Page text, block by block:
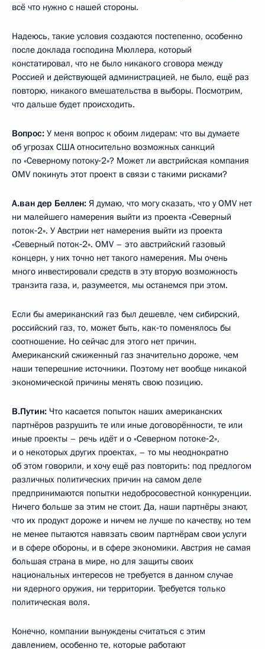
всё что нужно с нашей стороны.
Надеюсь, такие условия создаются постепенно, особенно
после доклада господина Мюллера, который
констатировал, что не было никакого сговора между
Россией и действующей администрацией, не было, ещё раз
повторю, никакого вмешательства в выборы. Посмотрим,
что дальше будет происходить.
Вопрос: У меня вопрос к обоим лидерам: что вы думаете
об угрозах США относительно возможных санкций
по «Северному потоку‑2»? Может ли австрийская компания
OMV покинуть этот проект в связи с такими рисками?
А.ван дер Беллен: Я думаю, что могу сказать, что у OMV нет
ни малейшего намерения выйти из проекта «Северный
поток‑2». У Австрии нет намерения выйти из проекта
«Северный поток‑2». OMV – это австрийский газовый
концерн, у них точно нет такого намерения. Мы очень
много инвестировали средств в эту вторую возможность
транзита газа, и, разумеется, мы останемся при этом.
Если бы американский газ был дешевле, чем сибирский,
российский газ, то, может быть, как‑то поменялось бы
соотношение. Но сейчас для этого нет причин.
Американский сжиженный газ значительно дороже, чем
наши теперешние источники. Поэтому нет вообще никакой
экономической причины менять свою позицию.
В.Путин: Что касается попыток наших американских
партнёров разрушить те или иные договорённости, те или
иные проекты – речь идёт и о «Северном потоке‑2»,
и о некоторых других проектах, – то мы неоднократно
об этом говорили, и хочу ещё раз повторить: под предлогом
различных политических причин на самом деле
предпринимаются попытки недобросовестной конкуренции.
Ничего больше за этим не стоит. Да, наши партнёры знают,
что их продукт дороже и ничем не лучше по качеству, но тем
не менее пытаются навязать своим партнёрам свои услуги
и в сфере обороны, и в сфере экономики. Австрия не самая
большая страна в мире, но для защиты своих
национальных интересов не требуется в данном случае
ни ядерного оружия, ни территории. Требуется только
политическая воля.
Конечно, компании вынуждены считаться с этим
давлением, особенно те, которые работают